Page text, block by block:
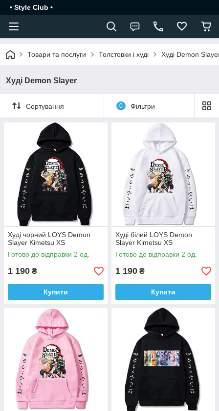
• Style Club •
Товари та послуги Толстовки і худі Худі Demon
Худі Demon Slayer
Сортування 0 Фільтри
Худi чорний LOYS Demon
Slayer Kimetsu XS
Готово до відправки 2 од.
1 190 ₴
Купити
Худi бiлий LOYS Demon
Slayer Kimetsu XS
Готово до відправки 2 од.
1 190 ₴
Купити